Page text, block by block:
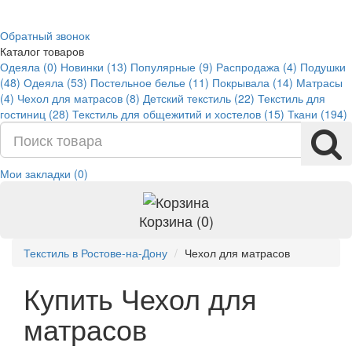
Обратный звонок
Каталог товаров
Одеяла (0) Новинки (13) Популярные (9) Распродажа (4) Подушки
(48) Одеяла (53) Постельное белье (11) Покрывала (14) Матрасы
(4) Чехол для матрасов (8) Детский текстиль (22) Текстиль для
гостиниц (28) Текстиль для общежитий и хостелов (15) Ткани (194)
Мои закладки (0)
Корзина (0)
Текстиль в Ростове-на-Дону Чехол для матрасов
Купить Чехол для
матрасов